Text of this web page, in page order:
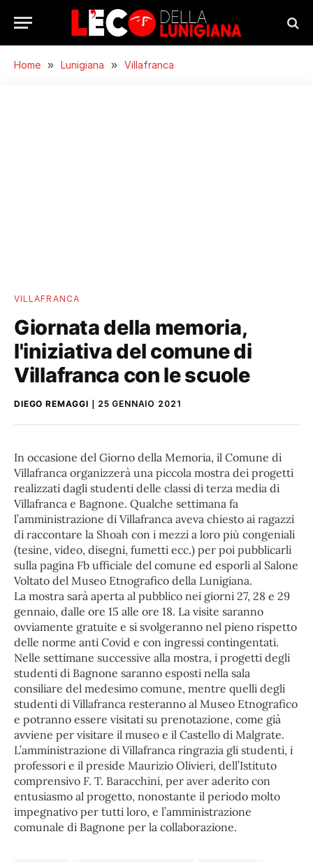
Home » Lunigiana » Villafranca
VILLAFRANCA
Giornata della memoria,
l'iniziativa del comune di
Villafranca con le scuole
DIEGO REMAGGI 25 GENNAIO 2021
In occasione del Giorno della Memoria, il Comune di
Villafranca organizzerà una piccola mostra dei progetti
realizzati dagli studenti delle classi di terza media di
Villafranca e Bagnone. Qualche settimana fa
l’amministrazione di Villafranca aveva chiesto ai ragazzi
di raccontare la Shoah con i mezzi a loro più congeniali
(tesine, video, disegni, fumetti ecc.) per poi pubblicarli
sulla pagina Fb ufficiale del comune ed esporli al Salone
Voltato del Museo Etnografico della Lunigiana.
La mostra sarà aperta al pubblico nei giorni 27, 28 e 29
gennaio, dalle ore 15 alle ore 18. La visite saranno
ovviamente gratuite e si svolgeranno nel pieno rispetto
delle norme anti Covid e con ingressi contingentati.
Nelle settimane successive alla mostra, i progetti degli
studenti di Bagnone saranno esposti nella sala
consiliare del medesimo comune, mentre quelli degli
studenti di Villafranca resteranno al Museo Etnografico
e potranno essere visitati su prenotazione, come già
avviene per visitare il museo e il Castello di Malgrate.
L’amministrazione di Villafranca ringrazia gli studenti, i
professori e il preside Maurizio Olivieri, dell’Istituto
comprensivo F. T. Baracchini, per aver aderito con
entusiasmo al progetto, nonostante il periodo molto
impegnativo per tutti loro, e l’amministrazione
comunale di Bagnone per la collaborazione.